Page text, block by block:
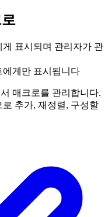
표시되며 관리자가 관
에게만 표시됩니다
매크로를 관리합니다.
추가, 재정렬, 구성할